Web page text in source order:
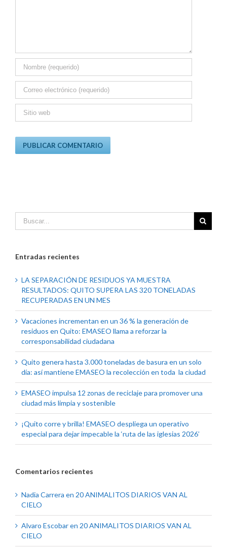
Entradas recientes
LA SEPARACIÓN DE RESIDUOS YA MUESTRA
RESULTADOS: QUITO SUPERA LAS 320 TONELADAS
RECUPERADAS EN UN MES
Vacaciones incrementan en un 36 % la generación de
residuos en Quito: EMASEO llama a reforzar la
corresponsabilidad ciudadana
Quito genera hasta 3.000 toneladas de basura en un solo
día: así mantiene EMASEO la recolección en toda la ciudad
EMASEO impulsa 12 zonas de reciclaje para promover una
ciudad más limpia y sostenible
¡Quito corre y brilla! EMASEO despliega un operativo
especial para dejar impecable la ‘ruta de las iglesias 2026’
Comentarios recientes
Nadia Carrera en 20 ANIMALITOS DIARIOS VAN AL
CIELO
Alvaro Escobaren 20 ANIMALITOS DIARIOS VAN AL
CIELO